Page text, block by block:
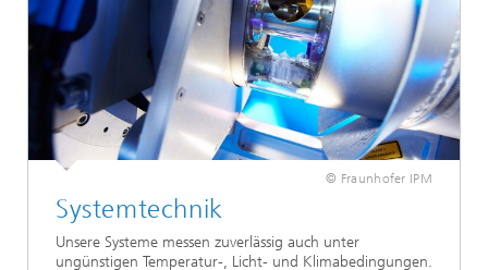
© Fraunhofer IPM
Systemtechnik
Unsere Systeme messen zuverlässig auch unter
ungünstigen Temperatur-, Licht- und Klimabedingungen.